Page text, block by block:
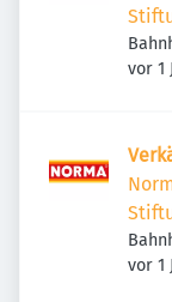
vor 1
vor 1